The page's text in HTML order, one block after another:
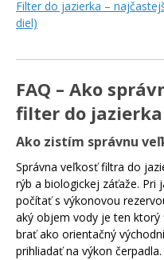
Filter do jazierka –
diel)
FAQ – Ako
filter do jazierka
Ako zistím správnu
Správna veľkosť filtra do
rýb a biologickej záťaže. Pri
počítať s výkonovou
aký objem vody je ten
brať ako orientačný
prihliadať na výkon čerpadla.